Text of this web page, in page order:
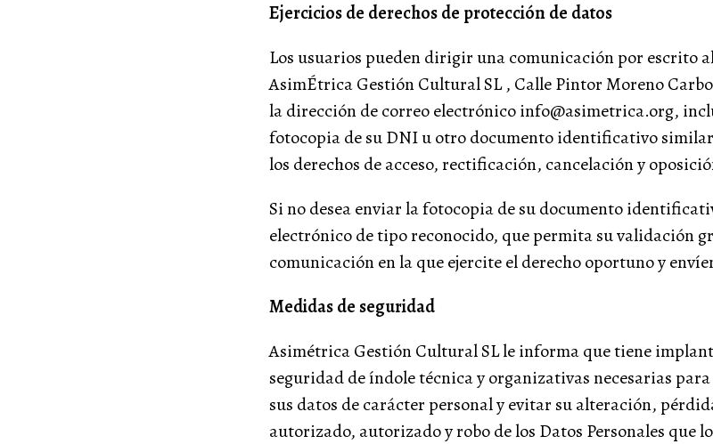
Ejercicios de derechos de protección de datos
Los usuarios pueden dirigir una comunicación por escrito
AsimÉtrica Gestión Cultural SL , Calle Pintor Moreno
la dirección de correo electrónico info@asimetrica.org,
fotocopia de su DNI u otro documento identificativo
los derechos de acceso, rectificación, cancelación y
Si no desea enviar la fotocopia de su documento
electrónico de tipo reconocido, que permita su validación
comunicación en la que ejercite el derecho oportuno y
Medidas de seguridad
Asimétrica Gestión Cultural SL le informa que tiene
seguridad de índole técnica y organizativas necesarias
sus datos de carácter personal y evitar su alteración,
autorizado, autorizado y robo de los Datos Personales que